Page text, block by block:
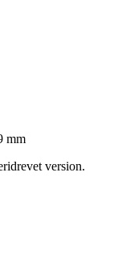
mm
version.